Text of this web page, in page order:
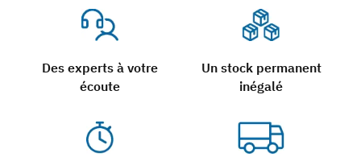
Des experts à votre
écoute
Un stock permanent
inégalé